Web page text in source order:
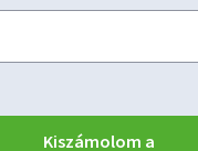
Kiszámolom a